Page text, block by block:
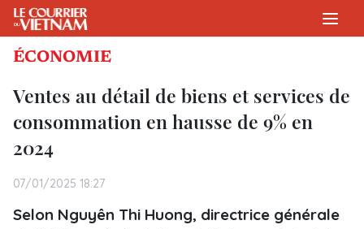
ÉCONOMIE
Ventes au détail de biens et services de
consommation en hausse de 9% en
2024
07/01/2025 18:27
Selon Nguyên Thi Huong, directrice générale